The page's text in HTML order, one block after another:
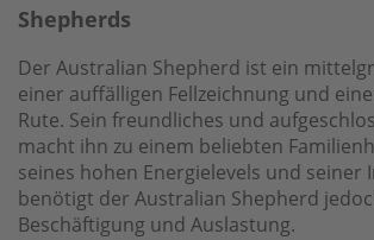
Shepherds
Der Australian Shepherd ist ein
einer auffälligen Fellzeichnung und
Rute. Sein freundliches und
macht ihn zu einem beliebten
seines hohen Energielevels und seiner
benötigt der Australian Shepherd
Beschäftigung und Auslastung.